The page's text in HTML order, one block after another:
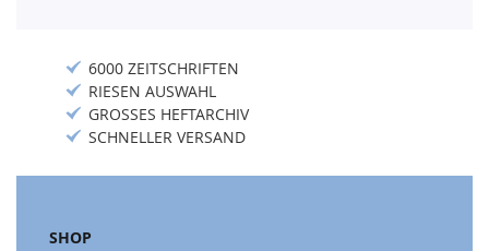
6000 ZEITSCHRIFTEN
RIESEN AUSWAHL
GROSSES HEFTARCHIV
SCHNELLER VERSAND
SHOP